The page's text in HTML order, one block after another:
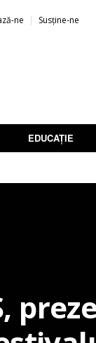
ne Susține-ne
EDUCAȚIE